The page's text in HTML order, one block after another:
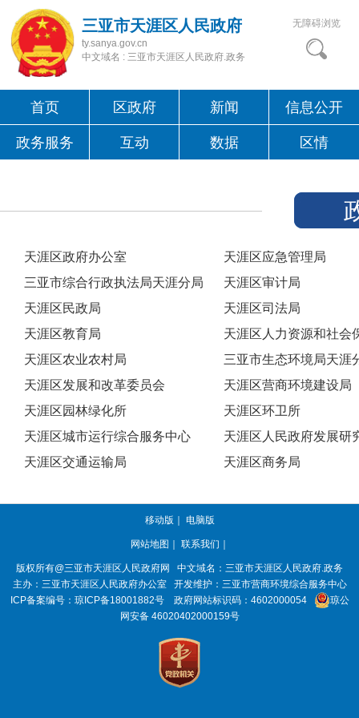
三亚市天涯区人民政府
ty.sanya.gov.cn
中文域名 : 三亚市天涯区人民政府.政务
无障碍浏览
首页 区政府 新闻 信息公开
政务服务 互动 数据 区情
天涯区政府办公室
天涯区应急管理局
三亚市综合行政执法局天涯分局
天涯区审计局
天涯区民政局
天涯区司法局
天涯区教育局
天涯区人力资源和社会
天涯区农业农村局
三亚市生态环境局天涯
天涯区发展和改革委员会
天涯区营商环境建设局
天涯区园林绿化所
天涯区环卫所
天涯区城市运行综合服务中心
天涯区人民政府发展研
天涯区交通运输局
天涯区商务局
移动版 ｜ 电脑版
网站地图 ｜ 联系我们 ｜
版权所有@三亚市天涯区人民政府网 中文域名： 三亚市天涯区人民政府.政务
主办：三亚市天涯区人民政府办公室
开发维护：三亚市营商环境综合服务中心
ICP备案编号： 琼ICP备18001882号 政府网站标识码： 4602000054
琼公
网安备 46020402000159号